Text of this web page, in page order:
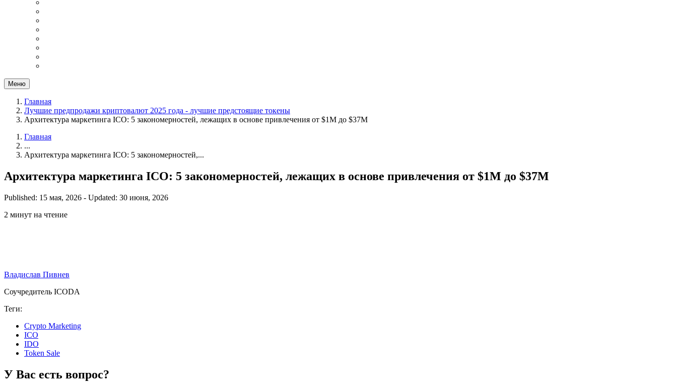
Меню
Главная
Лучшие предпродажи криптовалют 2025 года - лучшие предстоящие токены
Архитектура маркетинга ICO: 5 закономерностей, лежащих в основе привлечения от $1M до $37M
Главная
...
Архитектура маркетинга ICO: 5 закономерностей,...
Архитектура маркетинга ICO: 5 закономерностей, лежащих в основе привлечения от $1M до $37M
Published: 15 мая, 2026 - Updated: 30 июня, 2026
2 минут на чтение
Владислав Пивнев
Соучредитель ICODA
Теги:
Crypto Marketing
ICO
IDO
Token Sale
У Вас есть вопрос?